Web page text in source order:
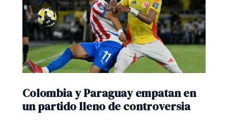
Colombia y Paraguay empatan en
un partido lleno de controversia